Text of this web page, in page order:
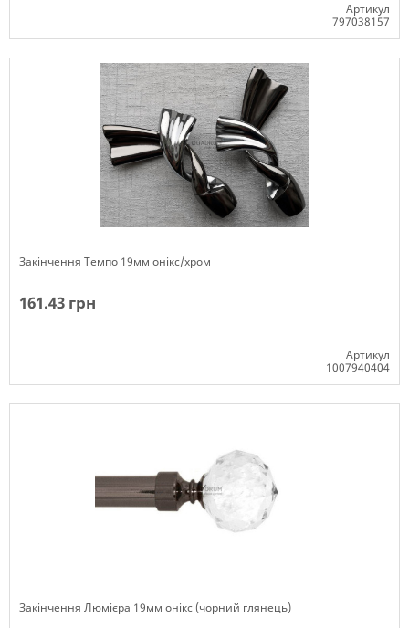
Артикул
797038157
Закінчення Темпо 19мм онікс/хром
161.43 грн
Артикул
1007940404
Закінчення Люмієра 19мм онікс (чорний глянець)